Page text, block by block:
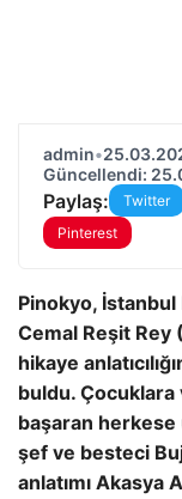
admin•
Güncellendi:
Paylaş: Twitter
Pinterest
Pinokyo,
Cemal Reşit Rey
hikaye
buldu. Çocuklara
başaran herkese
şef ve besteci
anlatımı Akasya